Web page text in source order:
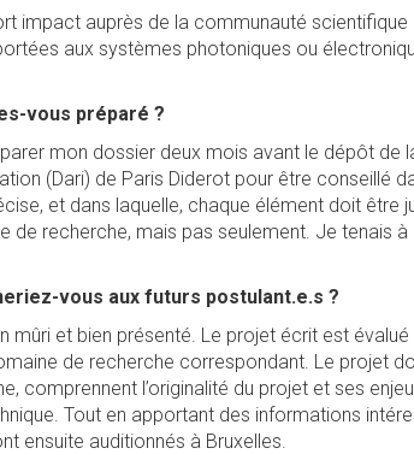
impact auprès de la communauté
aux systèmes photoniques ou
vous préparé ?
mon dossier deux mois avant le dépôt de
(Dari) de Paris Diderot pour être
et dans laquelle, chaque élément doit
de recherche, mais pas seulement. Je tenais
vous aux futurs postulant.e.s ?
mûri et bien présenté. Le projet écrit est
de recherche correspondant. Le projet
comprennent l’originalité du projet et ses
Tout en apportant des informations
ensuite auditionnés à Bruxelles.